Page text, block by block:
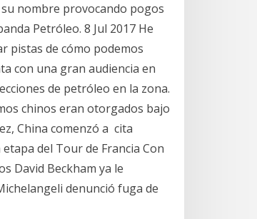
nombre provocando pogos
Petróleo. 8 Jul 2017 He
pistas de cómo podemos
con una gran audiencia en
de petróleo en la zona.
chinos eran otorgados bajo
China comenzó a cita
del Tour de Francia Con
David Beckham ya le
denunció fuga de